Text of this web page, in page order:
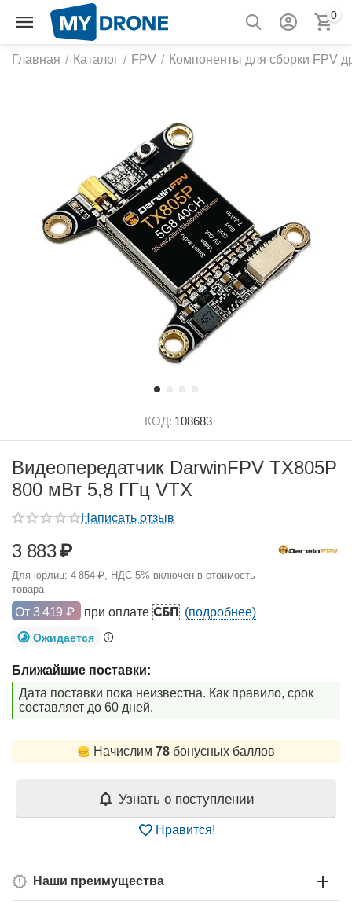
0
Главная / Каталог / FPV / Компоненты для сборки FPV
КОД: 108683
Видеопередатчик DarwinFPV TX805P
800 мВт 5,8 ГГц VTX
Написать отзыв
3 883₽
Для юрлиц: 4 854 ₽, НДС 5% включен в стоимость
товара
От 3 419 ₽ при оплате СБП (подробнее)
Ожидается
Ближайшие поставки:
Дата поставки пока неизвестна. Как правило, срок
составляет до 60 дней.
Начислим 78бонусных баллов
Узнать о поступлении
Нравится!
Наши преимущества